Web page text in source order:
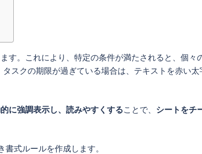
す。これにより、特定の条件が満たされると、個々
スクの期限が過ぎている場合は、テキストを赤い太
に強調表示し、読みやすくすることで、 シートをチ
式ルールを作成します。